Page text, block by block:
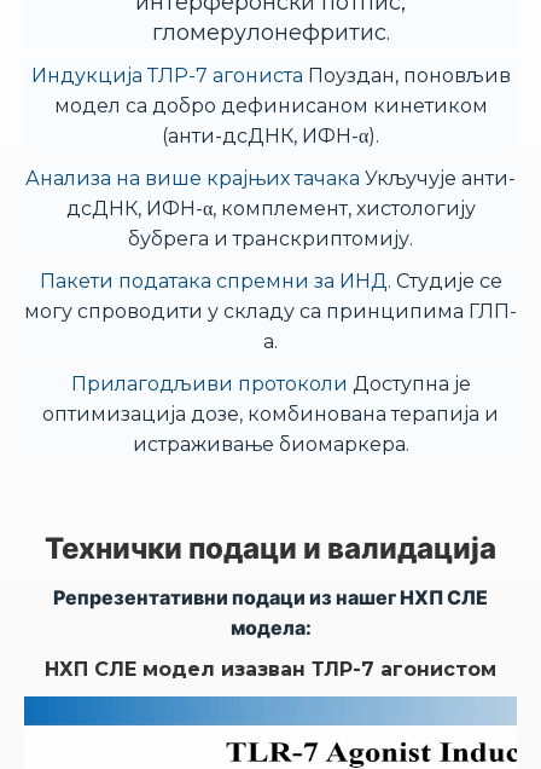
гломерулонефритис.
Индукција ТЛР-7 агониста Поуздан, поновљив
модел са добро дефинисаном кинетиком
(анти-дсДНК, ИФН-α).
Анализа на више крајњих тачака Укључује анти-
дсДНК, ИФН-α, комплемент, хистологију
бубрега и транскриптомију.
Пакети података спремни за ИНД. Студије се
могу спроводити у складу са принципима ГЛП-
а.
Прилагодљиви протоколи Доступна је
оптимизација дозе, комбинована терапија и
истраживање биомаркера.
Технички подаци и валидација
Репрезентативни подаци из нашег НХП СЛЕ
модела:
НХП СЛЕ модел изазван ТЛР-7 агонистом